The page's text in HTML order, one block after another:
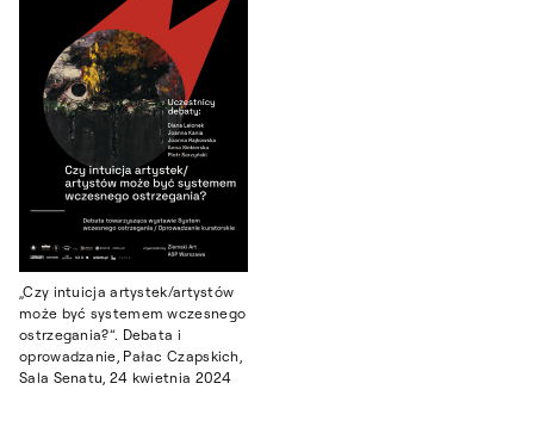
„Czy intuicja artystek/artystów
może być systemem wczesnego
ostrzegania?”. Debata i
oprowadzanie, Pałac Czapskich,
Sala Senatu, 24 kwietnia 2024